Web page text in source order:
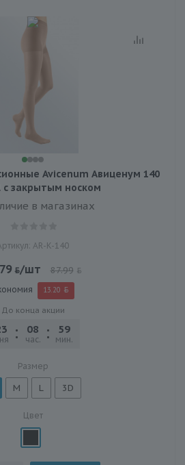
Avicenum Авиценум 140
закрытым носком
в магазинах
AR-K-140
/шт 87.99
13.20
До конца акции
08
час.
59
мин.
Размер
M L 3D
Цвет